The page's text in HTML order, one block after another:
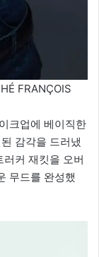
FRANÇOIS
크업에 베이직한
감각을 드러냈
커 재킷을 오버
무드를 완성했